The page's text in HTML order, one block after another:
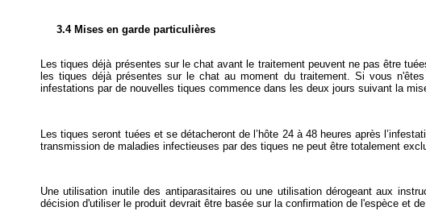
3.4 Mises en garde particulières
Les tiques déjà présentes sur le chat avant le traitement peuvent ne pas être
les tiques déjà présentes sur le chat au moment du traitement. Si vous
infestations par de nouvelles tiques commence dans les deux jours suivant la
Les tiques seront tuées et se détacheront de l’hôte 24 à 48 heures après
transmission de maladies infectieuses par des tiques ne peut être totalement
Une utilisation inutile des antiparasitaires ou une utilisation dérogeant aux
décision d'utiliser le produit devrait être basée sur la confirmation de l'espèce et